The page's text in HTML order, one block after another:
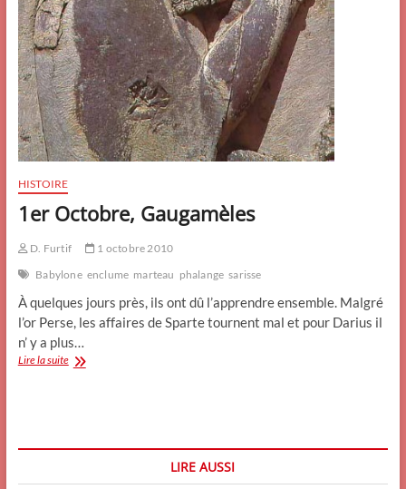
HISTOIRE
1er Octobre, Gaugamèles
D. Furtif
1 octobre 2010
Babylone enclume marteau phalange sarisse
À quelques jours près, ils ont dû l’apprendre ensemble. Malgré
l’or Perse, les affaires de Sparte tournent mal et pour Darius il
n’ y a plus…
Lire la suite1er
LIRE AUSSI